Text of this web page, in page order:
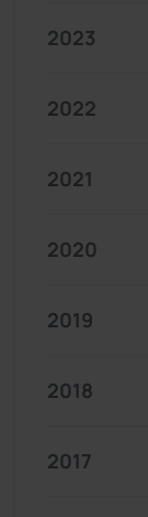
2023
2022
2021
2020
2019
2018
2017